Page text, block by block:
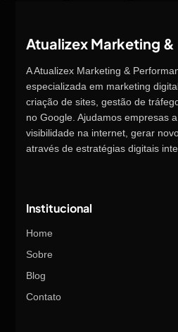
Atualizex Marketing
A Atualizex Marketing &
especializada em marketing
criação de sites, gestão de
no Google. Ajudamos empresas
visibilidade na internet, gerar
através de estratégias digitais
Institucional
Home
Sobre
Blog
Contato